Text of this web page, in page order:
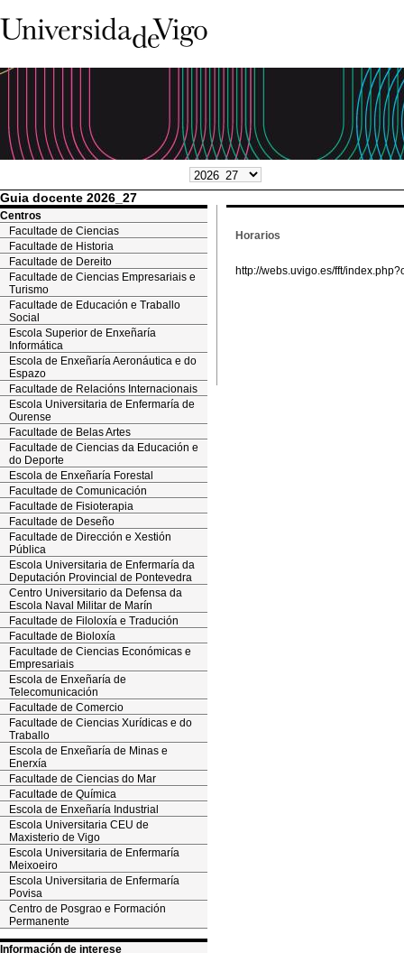
Guia docente 2026_27
Centros
Facultade de Ciencias
Facultade de Historia
Facultade de Dereito
Facultade de Ciencias Empresariais e
Turismo
Facultade de Educación e Traballo
Social
Escola Superior de Enxeñaría
Informática
Escola de Enxeñaría Aeronáutica e do
Espazo
Facultade de Relacións Internacionais
Escola Universitaria de Enfermaría de
Ourense
Facultade de Belas Artes
Facultade de Ciencias da Educación e
do Deporte
Escola de Enxeñaría Forestal
Facultade de Comunicación
Facultade de Fisioterapia
Facultade de Deseño
Facultade de Dirección e Xestión
Pública
Escola Universitaria de Enfermaría da
Deputación Provincial de Pontevedra
Centro Universitario da Defensa da
Escola Naval Militar de Marín
Facultade de Filoloxía e Tradución
Facultade de Bioloxía
Facultade de Ciencias Económicas e
Empresariais
Escola de Enxeñaría de
Telecomunicación
Facultade de Comercio
Facultade de Ciencias Xurídicas e do
Traballo
Escola de Enxeñaría de Minas e
Enerxía
Facultade de Ciencias do Mar
Facultade de Química
Escola de Enxeñaría Industrial
Escola Universitaria CEU de
Maxisterio de Vigo
Escola Universitaria de Enfermaría
Meixoeiro
Escola Universitaria de Enfermaría
Povisa
Centro de Posgrao e Formación
Permanente
Información de interese
Horarios
http://webs.uvigo.es/fft/